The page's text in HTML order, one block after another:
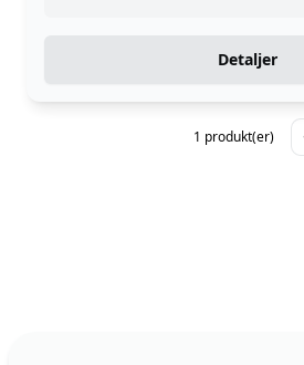
Detaljer
1 produkt(er)